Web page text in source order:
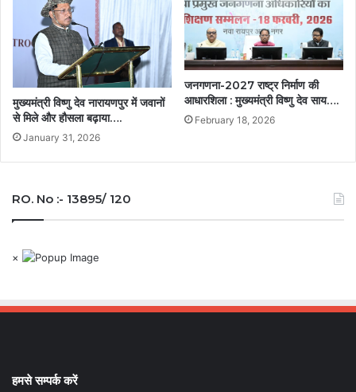
मुख्यमंत्री विष्णु देव नारायणपुर में जवानों
से मिले और हौसला बढ़ाया….
January 31, 2026
जनगणना-2027 राष्ट्र निर्माण की
आधारशिला : मुख्यमंत्री विष्णु देव साय….
February 18, 2026
RO. No :- 13895/ 120
×
हमसे सम्पर्क करें